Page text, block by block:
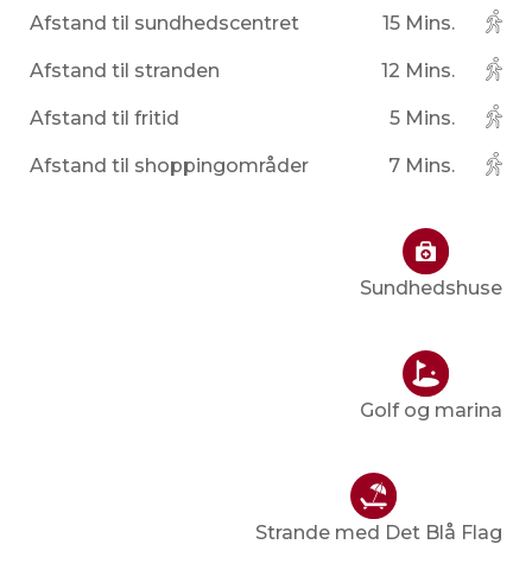
Afstand til sundhedscentret 15 Mins.
Afstand til stranden 12 Mins.
Afstand til fritid 5 Mins.
Afstand til shoppingområder 7 Mins.
Sundhedshuse
Golf og marina
Strande med Det Blå Flag